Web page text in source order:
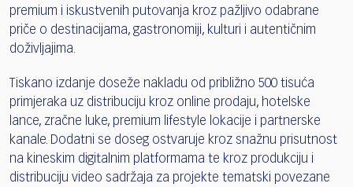
premium i iskustvenih putovanja kroz pažljivo odabrane
priče o destinacijama, gastronomiji, kulturi i autentičnim
doživljajima.
Tiskano izdanje doseže nakladu od približno 500 tisuća
primjeraka uz distribuciju kroz online prodaju, hotelske
lance, zračne luke, premium lifestyle lokacije i partnerske
kanale. Dodatni se doseg ostvaruje kroz snažnu prisutnost
na kineskim digitalnim platformama te kroz produkciju i
distribuciju video sadržaja za projekte tematski povezane